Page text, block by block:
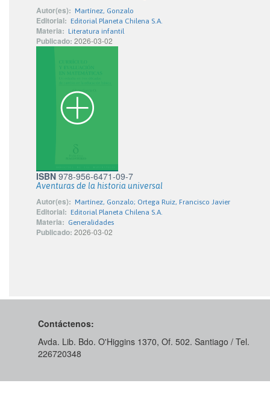
Autor(es): Martínez, Gonzalo
Editorial: Editorial Planeta Chilena S.A.
Materia: Literatura infantil
Publicado: 2026-03-02
ISBN 978-956-6471-09-7
Aventuras de la historia universal
Autor(es): Martínez, Gonzalo; Ortega Ruiz, Francisco Javier
Editorial: Editorial Planeta Chilena S.A.
Materia: Generalidades
Publicado: 2026-03-02
Contáctenos:
Avda. Lib. Bdo. O'Higgins 1370, Of. 502. Santiago / Tel.
226720348